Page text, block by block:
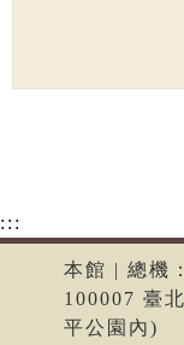
:::
本館 | 總機
100007 臺
平公園內)